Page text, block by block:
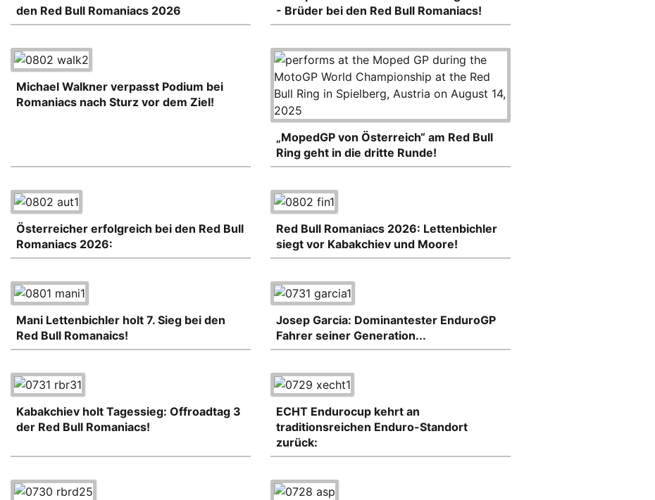
den Red Bull Romaniacs 2026
- Brüder bei den Red Bull Romaniacs!
Michael Walkner verpasst Podium bei
Romaniacs nach Sturz vor dem Ziel!
„MopedGP von Österreich“ am Red Bull
Ring geht in die dritte Runde!
Österreicher erfolgreich bei den Red Bull
Romaniacs 2026:
Red Bull Romaniacs 2026: Lettenbichler
siegt vor Kabakchiev und Moore!
Mani Lettenbichler holt 7. Sieg bei den
Red Bull Romanaics!
Josep Garcia: Dominantester EnduroGP
Fahrer seiner Generation...
Kabakchiev holt Tagessieg: Offroadtag 3
der Red Bull Romaniacs!
ECHT Endurocup kehrt an
traditionsreichen Enduro-Standort
zurück: